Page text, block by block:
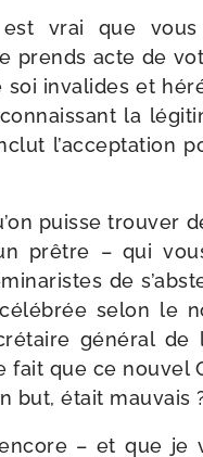
vrai que vous
prends acte de
inva­lides et
la
l’acceptation
puisse trou­ver
prêtre – qui
de
selon le
géné­ral de
que ce nou­vel
but, était mauvais
– et que je